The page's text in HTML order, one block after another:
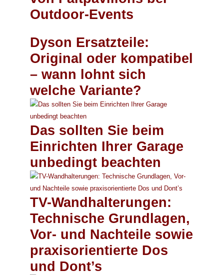
Outdoor-Events
Dyson Ersatzteile:
Original oder kompatibel
– wann lohnt sich
welche Variante?
Das sollten Sie beim
Einrichten Ihrer Garage
unbedingt beachten
TV-Wandhalterungen:
Technische Grundlagen,
Vor- und Nachteile sowie
praxisorientierte Dos
und Dont’s